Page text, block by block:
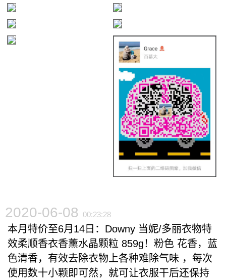
2020-06-08 00:23:28
本月特价至6月14日：Downy 当妮/多丽衣物特
效柔顺香衣香薰水晶颗粒 859g！粉色 花香，蓝
色清香，有效去除衣物上各种难除气味 ，每次
使用数十小颗即可然，就可让衣服干后还保持